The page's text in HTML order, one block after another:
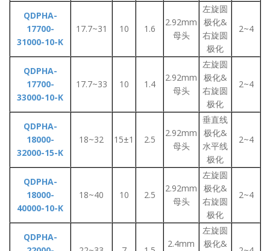
QDPHA-
17700-
31000-10-K
17.7~31 10 1.6
2.92mm
母头
左旋圆
极化&
右旋圆
极化
2~4
QDPHA-
17700-
33000-10-K
17.7~33 10 1.4
2.92mm
母头
左旋圆
极化&
右旋圆
极化
2~4
QDPHA-
18000-
32000-15-K
18~32 15±1 2.5
2.92mm
母头
垂直线
极化&
水平线
极化
2~4
QDPHA-
18000-
40000-10-K
18~40 10 2.5
2.92mm
母头
左旋圆
极化&
右旋圆
极化
2~4
QDPHA-
2.4mm
左旋圆
极化&